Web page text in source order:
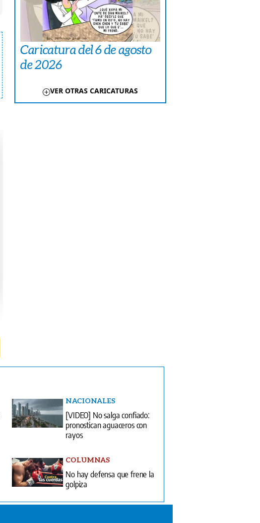
Caricatura del 6 de agosto
de 2026
VER OTRAS CARICATURAS
NACIONALES
[VIDEO] No salga confiado:
pronostican aguaceros con
rayos
COLUMNAS
No hay defensa que frene la
golpiza